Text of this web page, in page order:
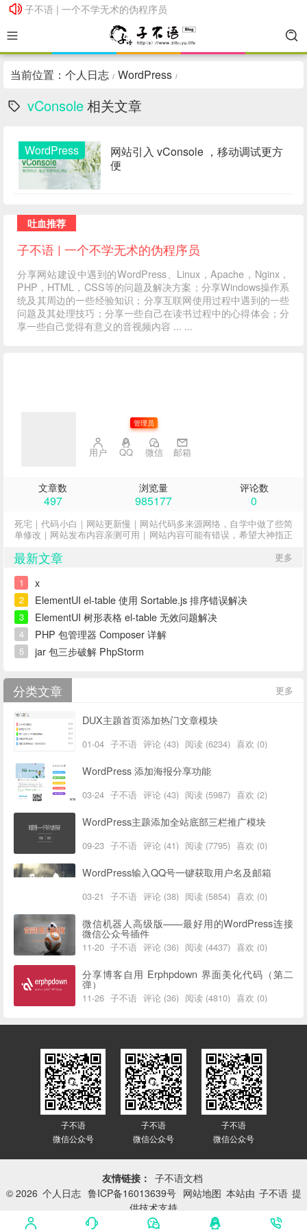
子不语 | 一个不学无术的伪程序员
子不语 | 一个不学无术的伪程序员
当前位置： 个人日志 / WordPress /
vConsole相关文章
WordPress
网站引入 vConsole ，移动调试更方
便
吐血推荐
子不语 | 一个不学无术的伪程序员
分享网站建设中遇到的WordPress、Linux，Apache，Nginx，
PHP，HTML，CSS等的问题及解决方案；分享Windows操作系
统及其周边的一些经验知识；分享互联网使用过程中遇到的一些
问题及其处理技巧；分享一些自己在读书过程中的心得体会；分
享一些自己觉得有意义的音视频内容 ... ...
管理员
用户 QQ 微信 邮箱
文章数
497
浏览量
985177
评论数
0
死宅｜代码小白｜网站更新慢｜网站代码多来源网络，自学中做了些简
单修改｜网站发布内容亲测可用｜网站内容可能有错误，希望大神指正
更多
最新文章
1 x
2 ElementUI el-table 使用 Sortable.js 排序错误解决
3 ElementUI 树形表格 el-table 无效问题解决
4 PHP 包管理器 Composer 详解
5 jar 包三步破解 PhpStorm
更多
分类文章
DUX主题首页添加热门文章模块
01-04 子不语 评论 (43) 阅读 (6234) 喜欢 (0)
WordPress 添加海报分享功能
03-24 子不语 评论 (43) 阅读 (5987) 喜欢 (2)
WordPress主题添加全站底部三栏推广模块
09-23 子不语 评论 (41) 阅读 (7795) 喜欢 (0)
WordPress输入QQ号一键获取用户名及邮箱
03-21 子不语 评论 (38) 阅读 (5854) 喜欢 (0)
微信机器人高级版——最好用的WordPress连接
微信公众号插件
11-20 子不语 评论 (36) 阅读 (4437) 喜欢 (0)
分享博客自用 Erphpdown 界面美化代码（第二
弹）
11-26 子不语 评论 (36) 阅读 (4810) 喜欢 (0)
子不语
微信公众号
子不语
微信公众号
子不语
微信公众号
友情链接： 子不语文档
© 2026 个人日志 鲁ICP备16013639号 网站地图 本站由 子不语 提
供技术支持
网站已平稳运行：
3418天 19小时 2分 34秒